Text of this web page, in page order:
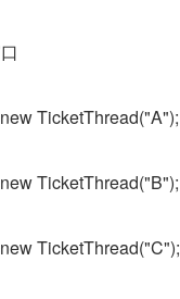
TicketThread("A");
TicketThread("B");
TicketThread("C");